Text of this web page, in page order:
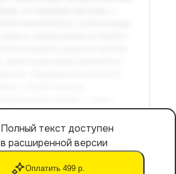
Полный текст доступен
в расширенной версии
Оплатить 499 р.